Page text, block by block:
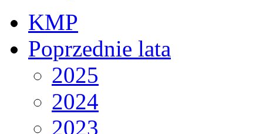
KMP
Poprzednie lata
2025
2024
2023